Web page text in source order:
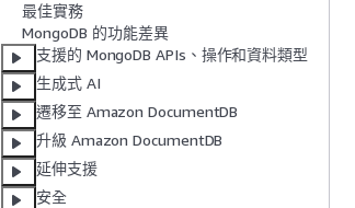
最佳實務
MongoDB 的功能差異
支援的 MongoDB APIs、操作和資料類型
生成式 AI
遷移至 Amazon DocumentDB
升級 Amazon DocumentDB
延伸支援
安全